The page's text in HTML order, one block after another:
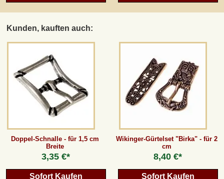
Kunden, kauften auch:
Doppel-Schnalle - für 1,5 cm
Breite
3,35 €*
Sofort Kaufen
Wikinger-Gürtelset "Birka" - für 2
cm
8,40 €*
Sofort Kaufen